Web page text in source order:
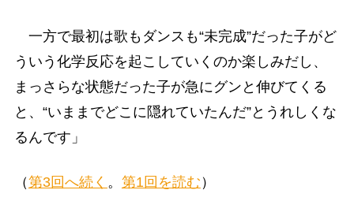
一方で最初は歌もダンスも“未完成”だった子がど
ういう化学反応を起こしていくのか楽しみだし、
まっさらな状態だった子が急にグンと伸びてくる
と、“いままでどこに隠れていたんだ”とうれしくな
るんです」
（第3回へ続く 。 第1回を読む ）